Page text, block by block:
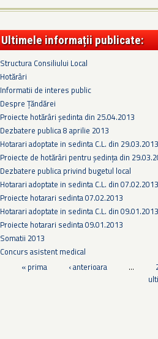
Ultimele informații publicate:
Structura Consiliului Local
Hotărâri
Informatii de interes public
Despre Țăndărei
Proiecte hotărâri ședinta din 25.04.2013
Dezbatere publica 8 aprilie 2013
Hotarari adoptate in sedinta C.L. din 29.03.2013
Proiecte de hotărâri pentru ședința din
Dezbatere publica privind bugetul local
Hotarari adoptate in sedinta C.L. din 07.02.2013
Proiecte hotarari sedinta 07.02.2013
Hotarari adoptate in sedinta C.L. din 09.01.2013
Proiecte hotarari sedinta 09.01.2013
Somatii 2013
Concurs asistent medical
Pagini
« prima ‹ anterioara …